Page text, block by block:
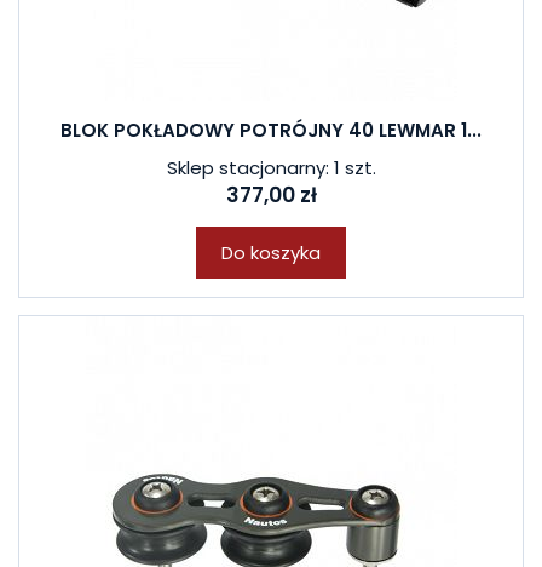
BLOK POKŁADOWY POTRÓJNY 40 LEWMAR 1...
Sklep stacjonarny: 1 szt.
377,00 zł
Do koszyka